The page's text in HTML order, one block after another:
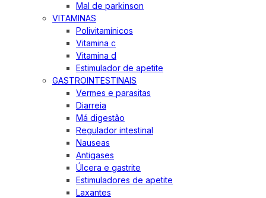
Mal de parkinson
VITAMINAS
Polivitamínicos
Vitamina c
Vitamina d
Estimulador de apetite
GASTROINTESTINAIS
Vermes e parasitas
Diarreia
Má digestão
Regulador intestinal
Nauseas
Antigases
Úlcera e gastrite
Estimuladores de apetite
Laxantes